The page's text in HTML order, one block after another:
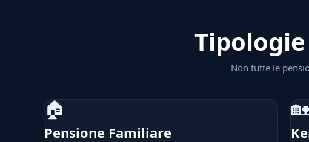
Non tutte le
🏠
Pensione Familiare
🏡